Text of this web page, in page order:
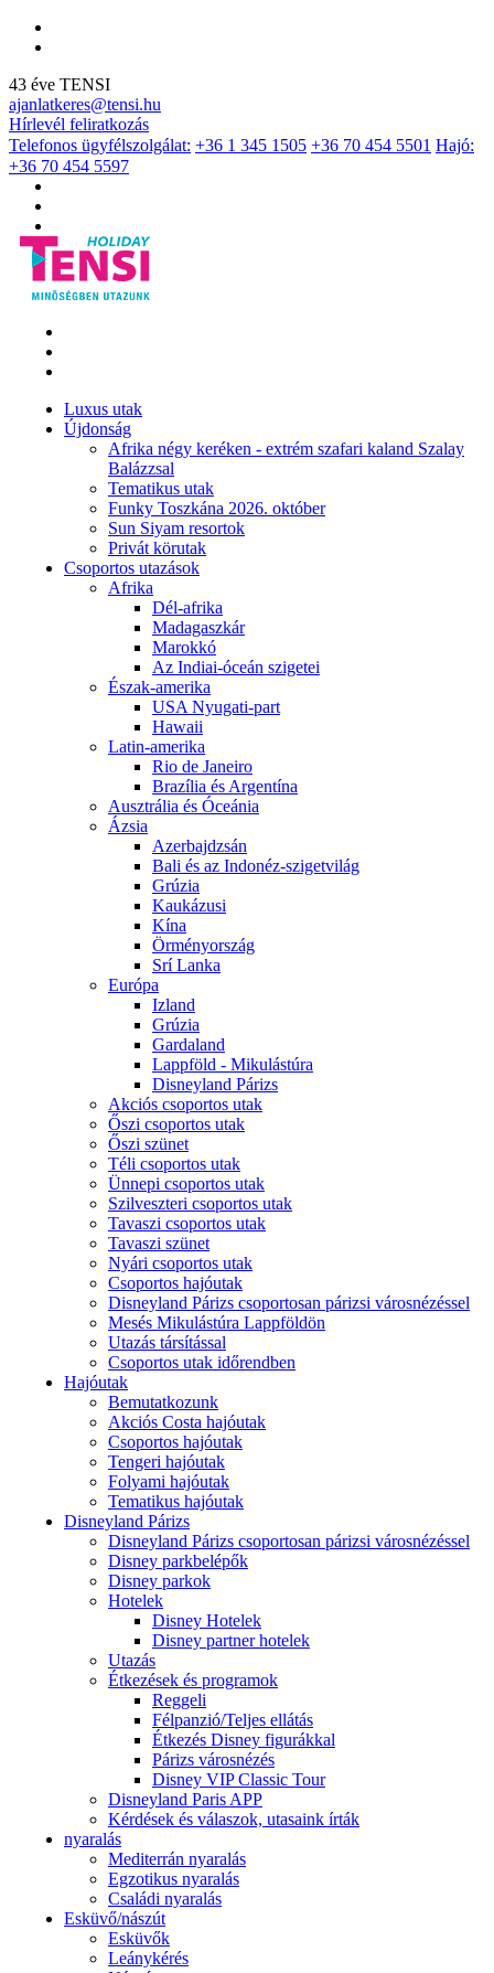
43 éve TENSI
ajanlatkeres@tensi.hu
Hírlevél feliratkozás
Telefonos ügyfélszolgálat: +36 1 345 1505 +36 70 454 5501 Hajó:
+36 70 454 5597
Luxus utak
Újdonság
Afrika négy keréken - extrém szafari kaland Szalay
Balázzsal
Tematikus utak
Funky Toszkána 2026. október
Sun Siyam resortok
Privát körutak
Csoportos utazások
Afrika
Dél-afrika
Madagaszkár
Marokkó
Az Indiai-óceán szigetei
Észak-amerika
USA Nyugati-part
Hawaii
Latin-amerika
Rio de Janeiro
Brazília és Argentína
Ausztrália és Óceánia
Ázsia
Azerbajdzsán
Bali és az Indonéz-szigetvilág
Grúzia
Kaukázusi
Kína
Örményország
Srí Lanka
Európa
Izland
Grúzia
Gardaland
Lappföld - Mikulástúra
Disneyland Párizs
Akciós csoportos utak
Őszi csoportos utak
Őszi szünet
Téli csoportos utak
Ünnepi csoportos utak
Szilveszteri csoportos utak
Tavaszi csoportos utak
Tavaszi szünet
Nyári csoportos utak
Csoportos hajóutak
Disneyland Párizs csoportosan párizsi városnézéssel
Mesés Mikulástúra Lappföldön
Utazás társítással
Csoportos utak időrendben
Hajóutak
Bemutatkozunk
Akciós Costa hajóutak
Csoportos hajóutak
Tengeri hajóutak
Folyami hajóutak
Tematikus hajóutak
Disneyland Párizs
Disneyland Párizs csoportosan párizsi városnézéssel
Disney parkbelépők
Disney parkok
Hotelek
Disney Hotelek
Disney partner hotelek
Utazás
Étkezések és programok
Reggeli
Félpanzió/Teljes ellátás
Étkezés Disney figurákkal
Párizs városnézés
Disney VIP Classic Tour
Disneyland Paris APP
Kérdések és válaszok, utasaink írták
nyaralás
Mediterrán nyaralás
Egzotikus nyaralás
Családi nyaralás
Esküvő/nászút
Esküvők
Leánykérés